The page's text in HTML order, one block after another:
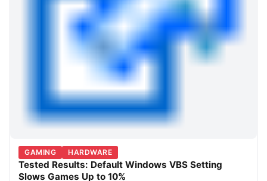
GAMING HARDWARE
Tested Results: Default Windows VBS Setting
Slows Games Up to 10%